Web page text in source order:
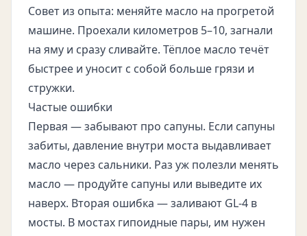
Совет из опыта: меняйте масло на прогретой
машине. Проехали километров 5–10, загнали
на яму и сразу сливайте. Тёплое масло течёт
быстрее и уносит с собой больше грязи и
стружки.
Частые ошибки
Первая — забывают про сапуны. Если сапуны
забиты, давление внутри моста выдавливает
масло через сальники. Раз уж полезли менять
масло — продуйте сапуны или выведите их
наверх. Вторая ошибка — заливают GL-4 в
мосты. В мостах гипоидные пары, им нужен